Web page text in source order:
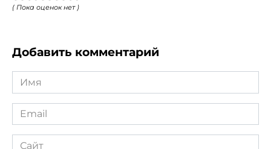
( Пока оценок нет )
Добавить комментарий
Имя
*
Email
*
Сайт